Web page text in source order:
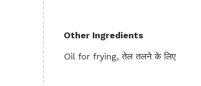
Other Ingredients
Oil for frying, तेल तलने के लिए